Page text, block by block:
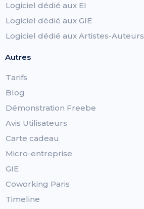
Logiciel dédié aux EI
Logiciel dédié aux GIE
Logiciel dédié aux Artistes-Auteurs
Autres
Tarifs
Blog
Démonstration Freebe
Avis Utilisateurs
Carte cadeau
Micro-entreprise
GIE
Coworking Paris
Timeline